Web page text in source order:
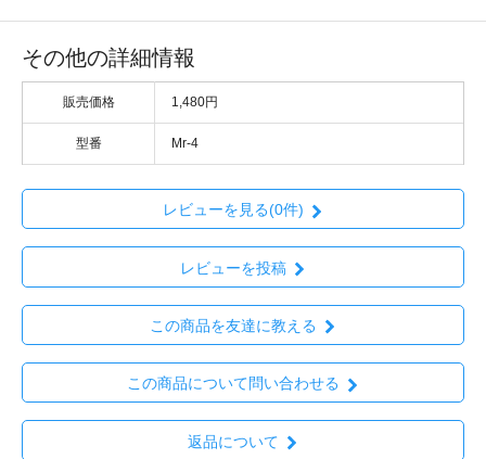
その他の詳細情報
販売価格 1,480円
型番 Mr-4
レビューを見る(0件)
レビューを投稿
この商品を友達に教える
この商品について問い合わせる
返品について